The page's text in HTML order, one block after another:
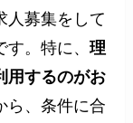
人募集をして
す。特に、理
用するのがお
ら、条件に合